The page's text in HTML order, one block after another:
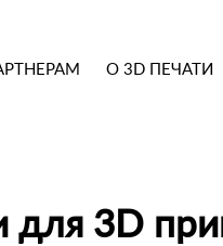
О 3D ПЕЧАТИ
для 3D